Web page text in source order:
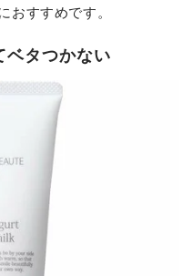
おすすめです。
ベタつかない